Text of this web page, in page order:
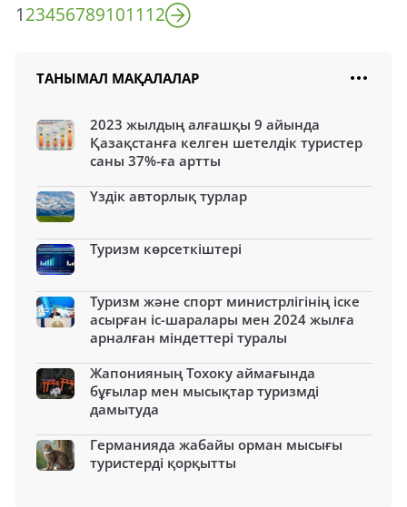
1234567891011 12
ТАНЫМАЛ МАҚАЛАЛАР
2023 жылдың алғашқы 9 айында
Қазақстанға келген шетелдік туристер
саны 37%-ға артты
Үздік авторлық турлар
Туризм көрсеткіштері
Туризм және спорт министрлігінің іске
асырған іс-шаралары мен 2024 жылға
арналған міндеттері туралы
Жапонияның Тохоку аймағында
бұғылар мен мысықтар туризмді
дамытуда
Германияда жабайы орман мысығы
туристерді қорқытты